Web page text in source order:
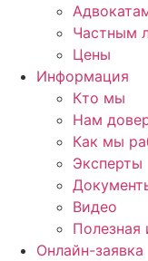
Частным
Цены
Информация
Кто мы
Нам
Как мы
Эксперты
Видео
Полезная
Онлайн-заявка